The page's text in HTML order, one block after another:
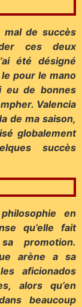
de succès
ces deux
été désigné
pour le mano
eu de bonnes
Valencia
de ma saison,
globalement
succès
en
qu’elle fait
promotion.
arène a sa
aficionados
alors qu’en
beaucoup